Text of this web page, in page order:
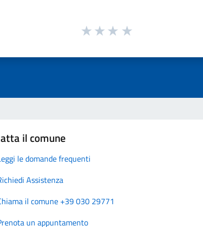
il comune
le domande frequenti
Assistenza
il comune +39 030 29771
un appuntamento